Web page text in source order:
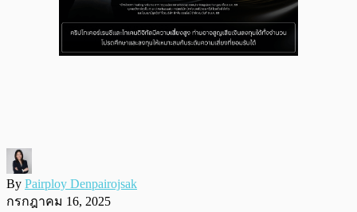
By Pairploy Denpairojsak
กรกฎาคม 16, 2025